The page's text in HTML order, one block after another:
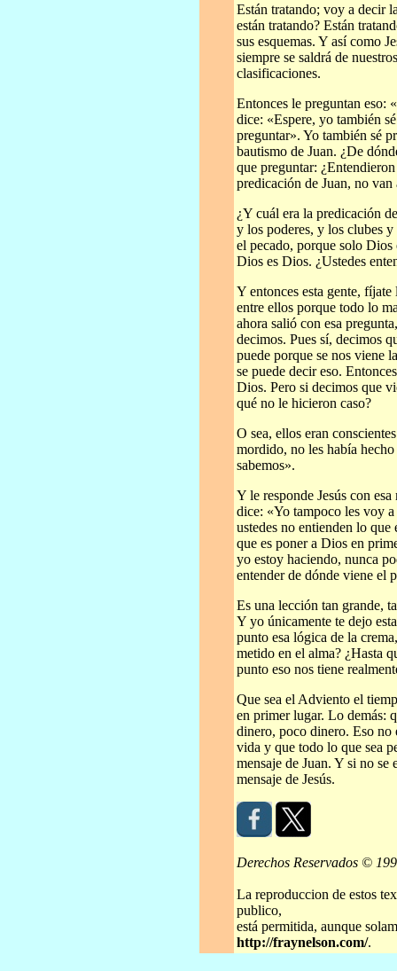
Están tratando; voy a decir
están tratando? Están
sus esquemas. Y así como
siempre se saldrá de
clasificaciones.
Entonces le preguntan eso:
dice: «Espere, yo también
preguntar». Yo también sé
bautismo de Juan. ¿De
que preguntar:
predicación de Juan, no
¿Y cuál era la predicación
y los poderes, y los clubes
el pecado, porque solo
Dios es Dios. ¿Ustedes
Y entonces esta gente,
entre ellos porque todo lo
ahora salió con esa
decimos. Pues sí, decimos
puede porque se nos viene
se puede decir eso.
Dios. Pero si decimos que
qué no le hicieron caso?
O sea, ellos eran
mordido, no les había
sabemos».
Y le responde Jesús con
dice: «Yo tampoco les voy
ustedes no entienden lo
que es poner a Dios en
yo estoy haciendo, nunca
entender de dónde viene el
Es una lección tan grande,
Y yo únicamente te dejo
punto esa lógica de la
metido en el alma? ¿Hasta
punto eso nos tiene
Que sea el Adviento el
en primer lugar. Lo demás:
dinero, poco dinero. Eso no
vida y que todo lo que sea
mensaje de Juan. Y si no se
mensaje de Jesús.
Derechos Reservados ©
La reproduccion de estos
publico,
está permitida, aunque
http://fraynelson.com/.